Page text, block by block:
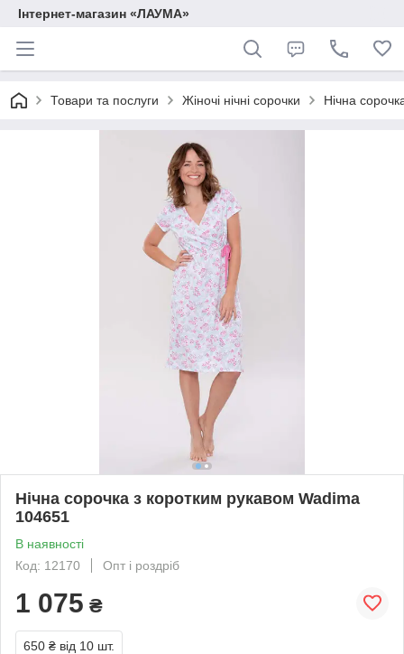
Інтернет-магазин «ЛАУМА»
Товари та послуги Жіночі нічні сорочки Нічна
Нічна сорочка з коротким рукавом Wadima
104651
В наявності
Код: 12170
Опт і роздріб
1 075 ₴
650 ₴ від 10 шт.